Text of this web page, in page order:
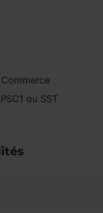
Commerce
ou SST